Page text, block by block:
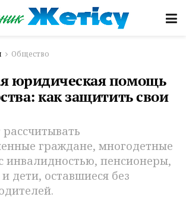
Общество
юридическая помощь
как защитить свои
граждане, многодетные
инвалидностью, пенсионеры,
дети, оставшиеся без